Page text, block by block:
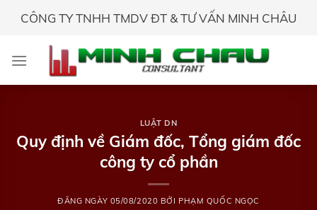
CÔNG TY TNHH TMDV ĐT & TƯ VẤN MINH CHÂU
LUẬT DN
Quy định về Giám đốc, Tổng giám đốc
công ty cổ phần
ĐĂNG NGÀY 05/08/2020 BỞI PHẠM QUỐC NGỌC